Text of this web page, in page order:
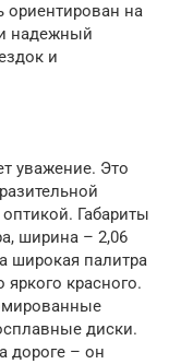
ориентирован на
надежный
и
уважение. Это
Габариты
ширина – 2,06
широкая палитра
яркого красного.
диски.
дороге – он